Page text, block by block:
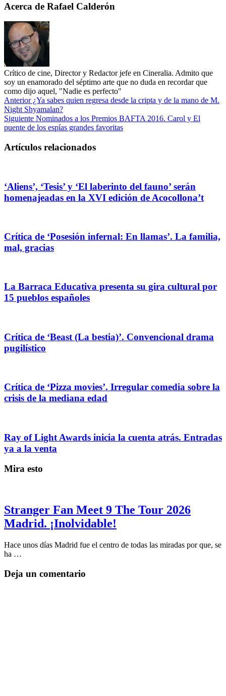
Acerca de Rafael Calderón
Crítico de cine, Director y Redactor jefe en Cineralia. Admito que
soy un enamorado del séptimo arte que no duda en recordar que
como dijo aquel, "Nadie es perfecto"
Anterior¿Ya sabes quien regresa desde la cripta y de la mano de M.
Night Shyamalan?
Siguiente Nominados a los Premios BAFTA 2016. Carol y El
puente de los espías grandes favoritas
Artículos relacionados
‘Aliens’, ‘Tesis’ y ‘El laberinto del fauno’ serán
homenajeadas en la XVI edición de Acocollona’t
Crítica de ‘Posesión infernal: En llamas’. La familia,
mal, gracias
La Barraca Educativa presenta su gira cultural por
15 pueblos españoles
Crítica de ‘Beast (La bestia)’. Convencional drama
pugilístico
Crítica de ‘Pizza movies’. Irregular comedia sobre la
crisis de la mediana edad
Ray of Light Awards inicia la cuenta atrás. Entradas
ya a la venta
Mira esto
Stranger Fan Meet 9 The Tour 2026
Madrid. ¡Inolvidable!
Hace unos días Madrid fue el centro de todas las miradas por que, se
ha …
Deja un comentario